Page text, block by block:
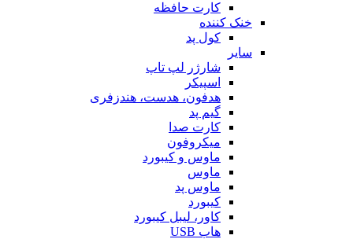
کارت حافظه
خنک کننده
کول پد
سایر
شارژر لپ تاپ
اسپیکر
هدفون، هدست، هندزفری
گیم پد
کارت صدا
میکروفون
ماوس و کیبورد
ماوس
ماوس پد
کیبورد
کاور، لیبل کیبورد
هاب USB